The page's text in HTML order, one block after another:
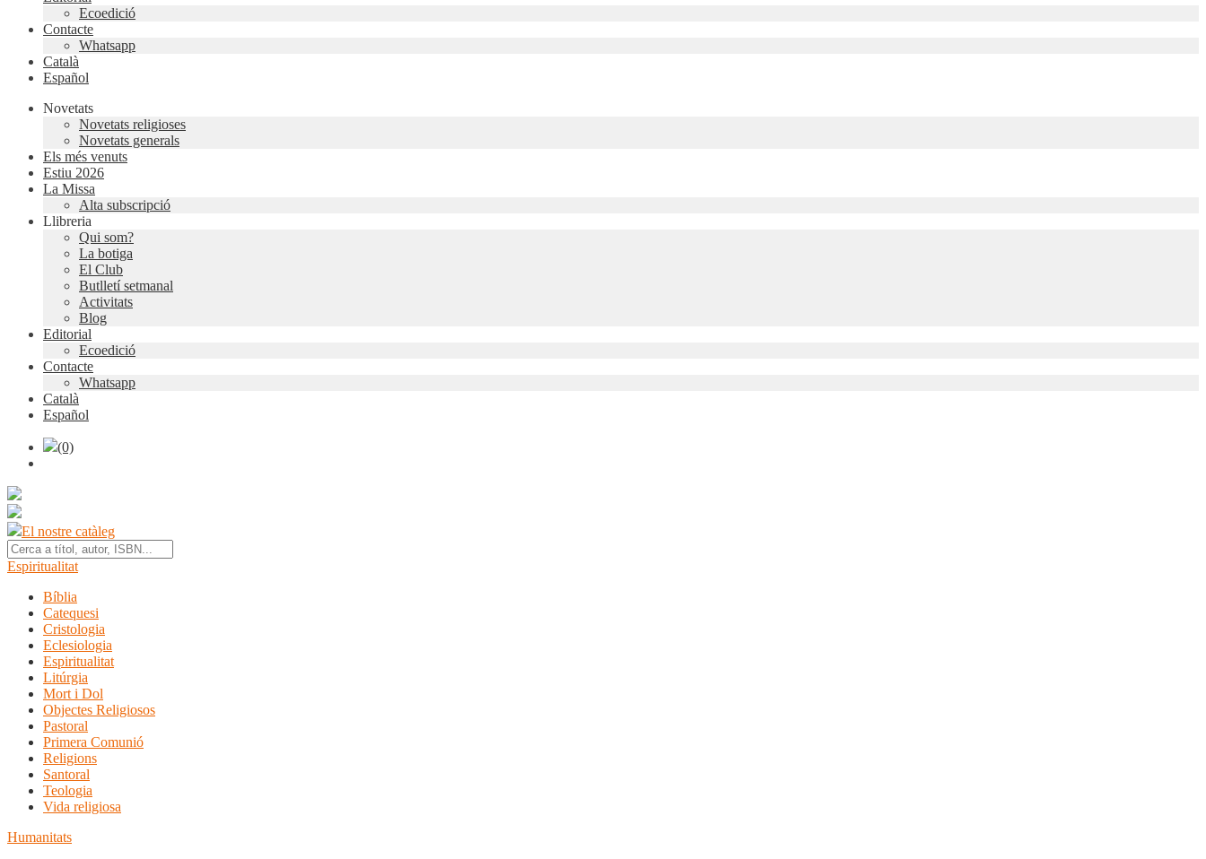
Ecoedició
Contacte
Whatsapp
Català
Español
Novetats
Novetats religioses
Novetats generals
Els més venuts
Estiu 2026
La Missa
Alta subscripció
Llibreria
Qui som?
La botiga
El Club
Butlletí setmanal
Activitats
Blog
Editorial
Ecoedició
Contacte
Whatsapp
Català
Español
(0)
El nostre catàleg
Espiritualitat
Bíblia
Catequesi
Cristologia
Eclesiologia
Espiritualitat
Litúrgia
Mort i Dol
Objectes Religiosos
Pastoral
Primera Comunió
Religions
Santoral
Teologia
Vida religiosa
Humanitats